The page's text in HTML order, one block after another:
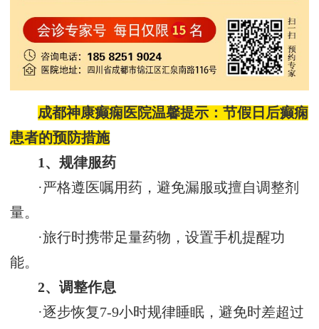
成都神康癫痫医院温馨提示：节假日后癫痫
患者的预防措施
1、规律服药‌
·严格遵医嘱用药，避免漏服或擅自调整剂
量‌。
·旅行时携带足量药物，设置手机提醒功
能‌。
2、调整作息‌
·逐步恢复7-9小时规律睡眠，避免时差超过